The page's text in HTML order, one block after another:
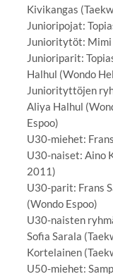
Kivikangas
Junioripojat:
Junioritytöt: Mimi
Junioriparit:
Halhul (Wondo
Juniorityttöjen
Aliya Halhul
Espoo)
U30-miehet:
U30-naiset: Aino
2011)
U30-parit: Frans
(Wondo Espoo)
U30-naisten
Sofia Sarala
Kortelainen
U50-miehet: